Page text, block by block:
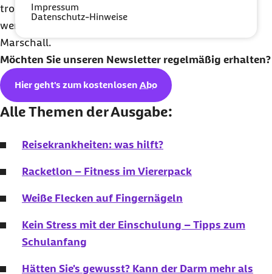
Impressum
Datenschutz-Hinweise
tropischen Ländern in den Abendstunden getragen
werden, um Stechmücken abzuwehren“, empfiehlt
Marschall.
Möchten Sie unseren Newsletter regelmäßig erhalten?
Hier geht's zum kostenlosen Abo
Alle Themen der Ausgabe:
Reisekrankheiten: was hilft?
Racketlon – Fitness im Viererpack
Weiße Flecken auf Fingernägeln
Kein Stress mit der Einschulung – Tipps zum
Schulanfang
Hätten Sie's gewusst? Kann der Darm mehr als